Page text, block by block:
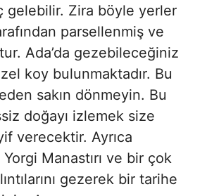
gelebilir. Zira böyle yerler
parsellenmiş ve
Ada’da gezebileceğiniz
koy bulunmaktadır. Bu
sakın dönmeyin. Bu
doğayı izlemek size
verecektir. Ayrıca
Manastırı ve bir çok
gezerek bir tarihe